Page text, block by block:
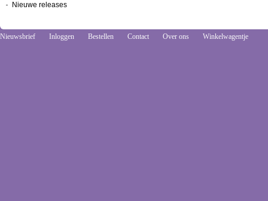
Nieuwe releases
Nieuwsbrief Inloggen Bestellen Contact Over ons Winkelwagentje